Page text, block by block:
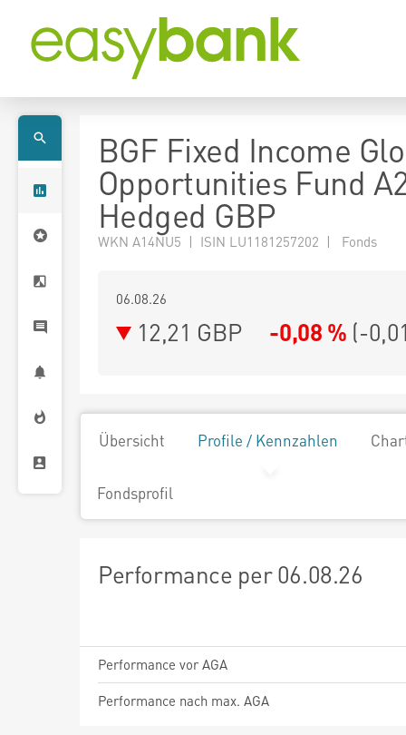
BGF Fixed Income
Opportunities Fund
Hedged GBP
WKN A14NU5 | ISIN LU1181257202 | Fonds
06.08.26
12,21 GBP -0,08 % (-
Übersicht Profile / Kennzahlen
Fondsprofil
Performance per 06.08.26
Performance vor AGA
Performance nach max. AGA